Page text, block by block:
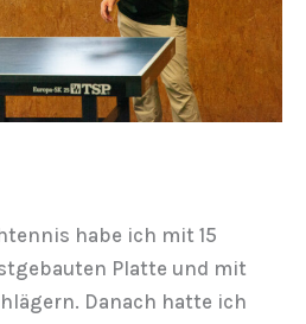
habe ich mit 15
Platte und mit
Danach hatte ich